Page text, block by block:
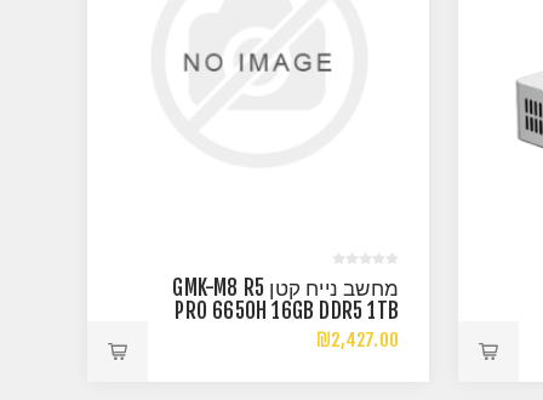
מחשב נייח קטן GMK-M8 R5
PRO 6650H 16GB DDR5 1TB
NVME WIN11 PRO
₪2,427.00